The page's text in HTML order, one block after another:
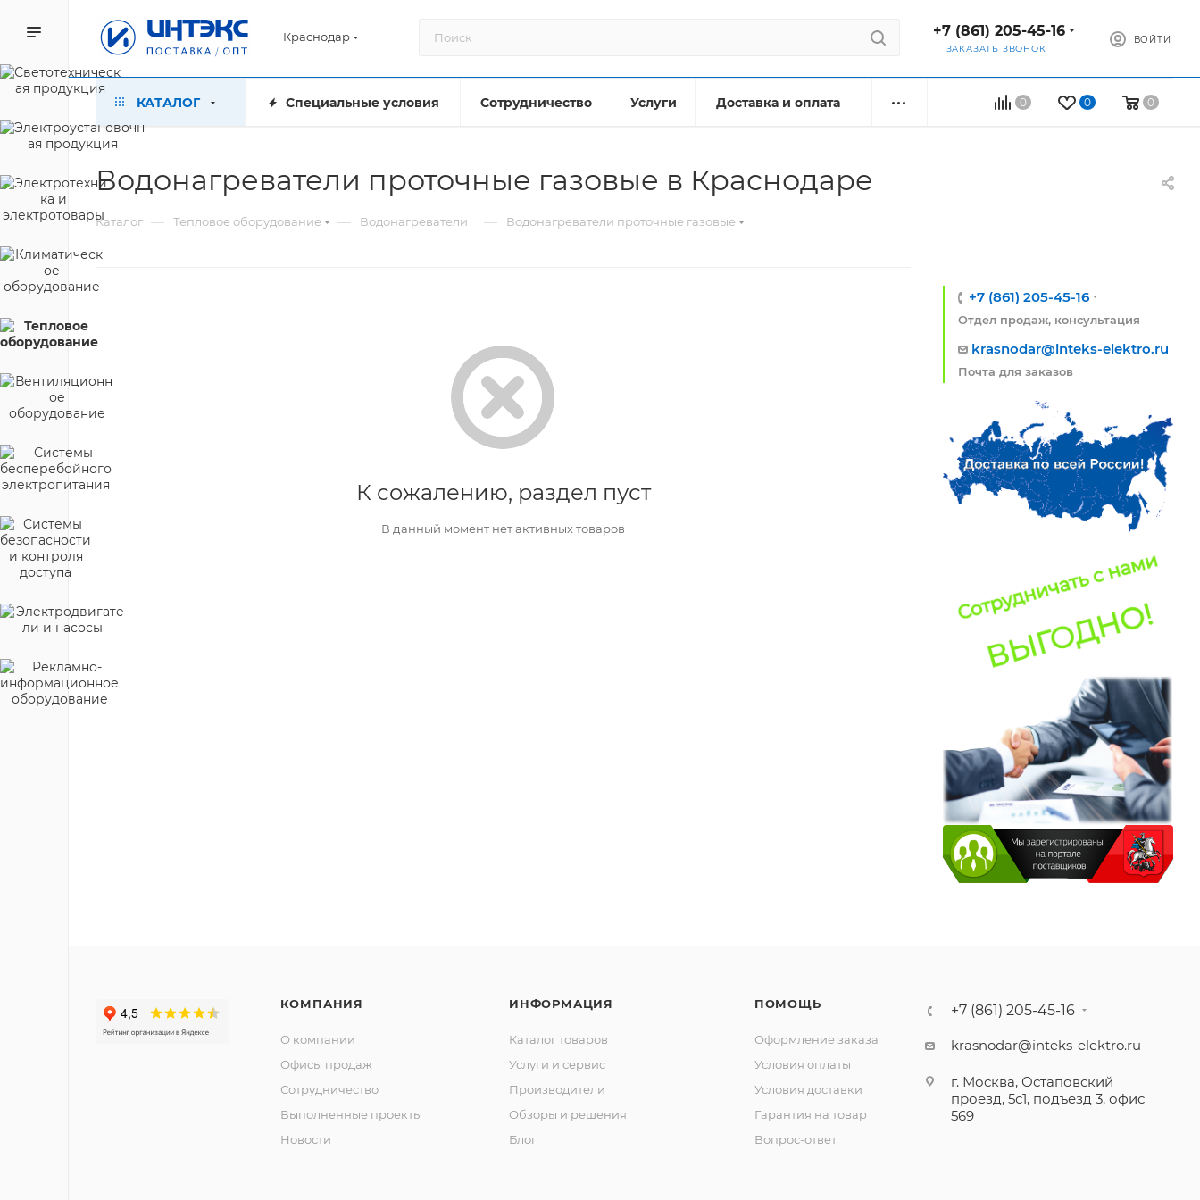
Краснодар +7 (861) 205-45-16
ЗАКАЗАТЬ ЗВОНОК
ВОЙТИ
0 0 0
КАТАЛОГ Специальные условия Сотрудничество Услуги Доставка и оплата
Водонагреватели проточные газовые в Краснодаре
Каталог — Тепловое оборудование — Водонагреватели — Водонагреватели проточные газовые
К сожалению, раздел пуст
В данный момент нет активных товаров
+7 (861) 205-45-16
Отдел продаж, консультация
krasnodar@inteks-elektro.ru
Почта для заказов
КОМПАНИЯ
О компании
Офисы продаж
Сотрудничество
Выполненные проекты
Новости
ИНФОРМАЦИЯ
Каталог товаров
Услуги и сервис
Производители
Обзоры и решения
Блог
ПОМОЩЬ
Оформление заказа
Условия оплаты
Условия доставки
Гарантия на товар
Вопрос-ответ
+7 (861) 205-45-16
krasnodar@inteks-elektro.ru
г. Москва, Остаповский
проезд, 5с1, подъезд 3, офис
569